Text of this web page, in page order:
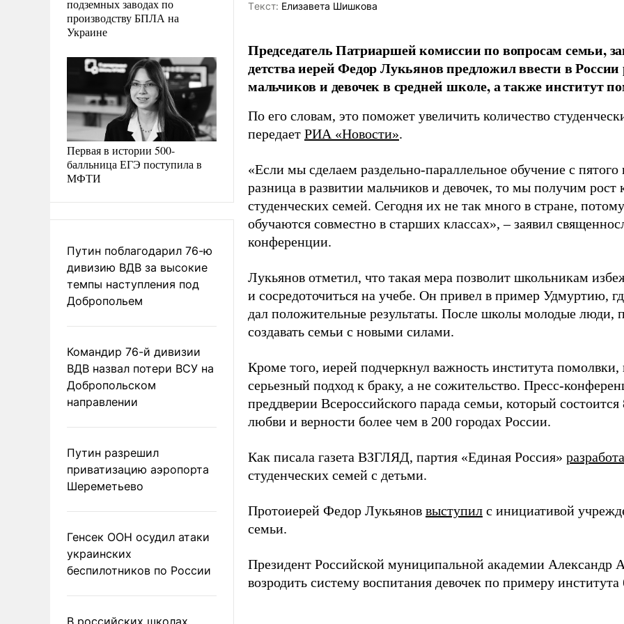
подземных заводах по
производству БПЛА на
Украине
Первая в истории 500-
балльница ЕГЭ поступила в
МФТИ
Путин поблагодарил 76-ю
дивизию ВДВ за высокие
темпы наступления под
Добропольем
Командир 76-й дивизии
ВДВ назвал потери ВСУ на
Добропольском
направлении
Путин разрешил
приватизацию аэропорта
Шереметьево
Генсек ООН осудил атаки
украинских
беспилотников по России
В российских школах
Tекст: Елизавета Шишкова
Председатель Патриаршей комиссии по вопросам семьи,
детства иерей Федор Лукьянов предложил ввести в России
мальчиков и девочек в средней школе, а также институт
По его словам, это поможет увеличить количество
передает РИА «Новости».
«Если мы сделаем раздельно-параллельное обучение с пятого
разница в развитии мальчиков и девочек, то мы получим рост
студенческих семей. Сегодня их не так много в стране,
обучаются совместно в старших классах», – заявил
конференции.
Лукьянов отметил, что такая мера позволит школьникам
и сосредоточиться на учебе. Он привел в пример Удмуртию,
дал положительные результаты. После школы молодые люди,
создавать семьи с новыми силами.
Кроме того, иерей подчеркнул важность института помолвки,
серьезный подход к браку, а не сожительство. Пресс-
преддверии Всероссийского парада семьи, который
любви и верности более чем в 200 городах России.
Как писала газета ВЗГЛЯД, партия «Единая Россия»
студенческих семей с детьми.
Протоиерей Федор Лукьянов выступил с инициативой
семьи.
Президент Российской муниципальной академии Александр
возродить систему воспитания девочек по примеру